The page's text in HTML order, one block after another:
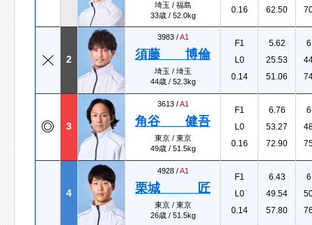
埼玉 / 福島
33歳 / 52.0kg
0.16
62.50
2
3983 /A1
須藤 博倫
埼玉 / 埼玉
44歳 / 52.3kg
F1
L0
0.14
5.62
25.53
51.06
3
3613 /A1
角谷 健吾
東京 / 東京
49歳 / 51.5kg
F1
L0
0.16
6.76
53.27
72.90
4
4928 /A1
栗城 匠
東京 / 東京
26歳 / 51.5kg
F1
L0
0.14
6.43
49.54
57.80